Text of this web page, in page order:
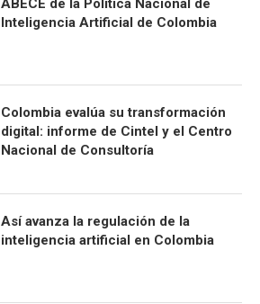
Inteligencia Artificial de Colombia
Colombia evalúa su transformación
digital: informe de Cintel y el Centro
Nacional de Consultoría
Así avanza la regulación de la
inteligencia artificial en Colombia